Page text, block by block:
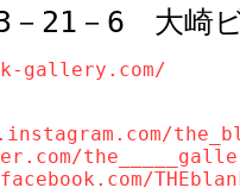
－ 21 － 6 大崎
gallery.com/